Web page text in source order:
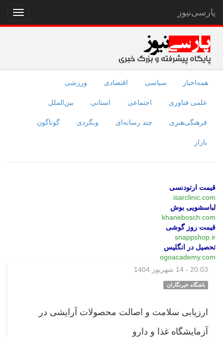
نمایش
منو
پارسی‌نیوز
همه‌اخبار سیاسی اقتصادی ورزشی
علمی فناوری اجتماعی استانی بین‌الملل
فرهنگی‌هنری چند رسانه‌ای وبگردی گوناگون
بازار
قیمت ارتودنسی
isarclinic.com
لباسشویی بوش
khanebosch.com
قیمت روز گوشی
snappshop.ir
تحصیل در انگلیس
ogoacademy.com
20:03 - 14 شهریور 1404
باشگاه خبرنگاران
ارزیابی سلامت و اصالت محصولات آرایشی در
آزمایشگاه غذا و دارو